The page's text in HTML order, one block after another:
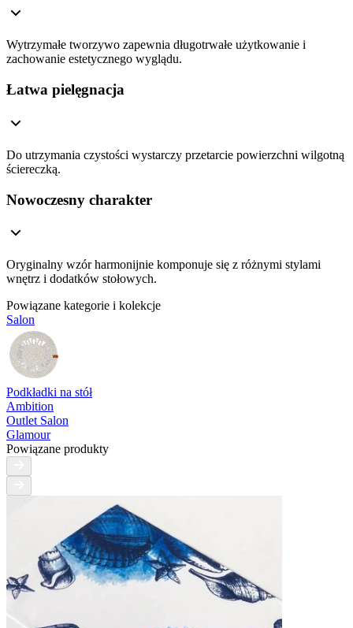
Wytrzymałe tworzywo zapewnia długotrwałe użytkowanie i
zachowanie estetycznego wyglądu.
Łatwa pielęgnacja
Do utrzymania czystości wystarczy przetarcie powierzchni wilgotną
ściereczką.
Nowoczesny charakter
Oryginalny wzór harmonijnie komponuje się z różnymi stylami
wnętrz i dodatków stołowych.
Powiązane kategorie i kolekcje
Salon
Podkładki na stół
Ambition
Outlet Salon
Glamour
Powiązane produkty